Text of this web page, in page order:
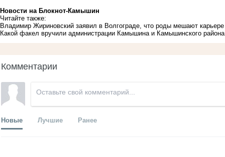
Новости на Блoкнoт-Камышин
Читайте также:
Владимир Жириновский заявил в Волгограде, что роды мешают
Какой факел вручили администрации Камышина и Камышинского района
Комментарии
Новые Лучшие Ранее